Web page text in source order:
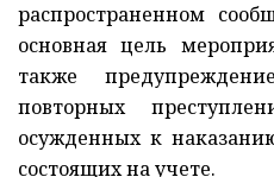
распространенном
основная цель
также
повторных
осужденных к
состоящих на учете.